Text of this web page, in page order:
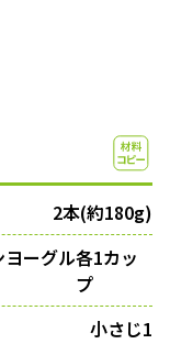
2本(約180g)
ーグル各1カッ
プ
小さじ1